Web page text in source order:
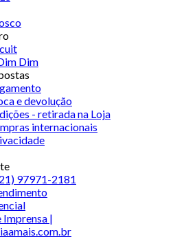
Dim
e devolução
- retirada na Loja
internacionais
97971-2181
Imprensa |